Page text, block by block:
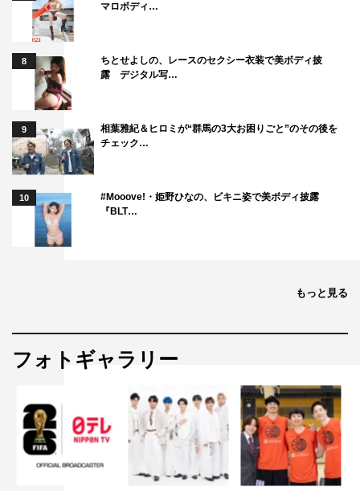
マロボディ…
8
ちとせよしの、レースのセクシー衣装で美ボディ披
露 デジタル写…
9
相葉雅紀＆ヒロミが“群馬の3大お困りごと”のその後を
チェック…
10
#Mooove!・姫野ひなの、ビキニ姿で美ボディ披露
『BLT…
もっと見る
フォトギャラリー